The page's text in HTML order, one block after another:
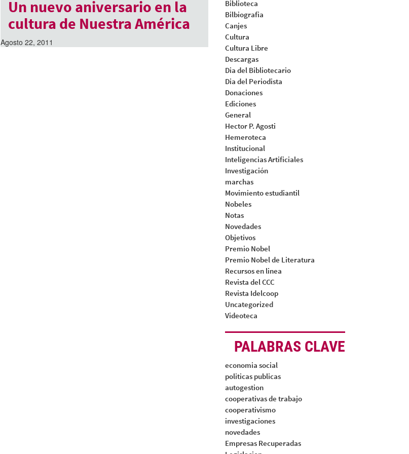
Un nuevo aniversario en la
cultura de Nuestra América
Agosto 22, 2011
Biblioteca
Bilbiografia
Canjes
Cultura
Cultura Libre
Descargas
Dia del Bibliotecario
Dia del Periodista
Donaciones
Ediciones
General
Hector P. Agosti
Hemeroteca
Institucional
Inteligencias Artificiales
Investigación
marchas
Movimiento estudiantil
Nobeles
Notas
Novedades
Objetivos
Premio Nobel
Premio Nobel de Literatura
Recursos en linea
Revista del CCC
Revista Idelcoop
Uncategorized
Videoteca
PALABRAS CLAVE
economia social
politicas publicas
autogestion
cooperativas de trabajo
cooperativismo
investigaciones
novedades
Empresas Recuperadas